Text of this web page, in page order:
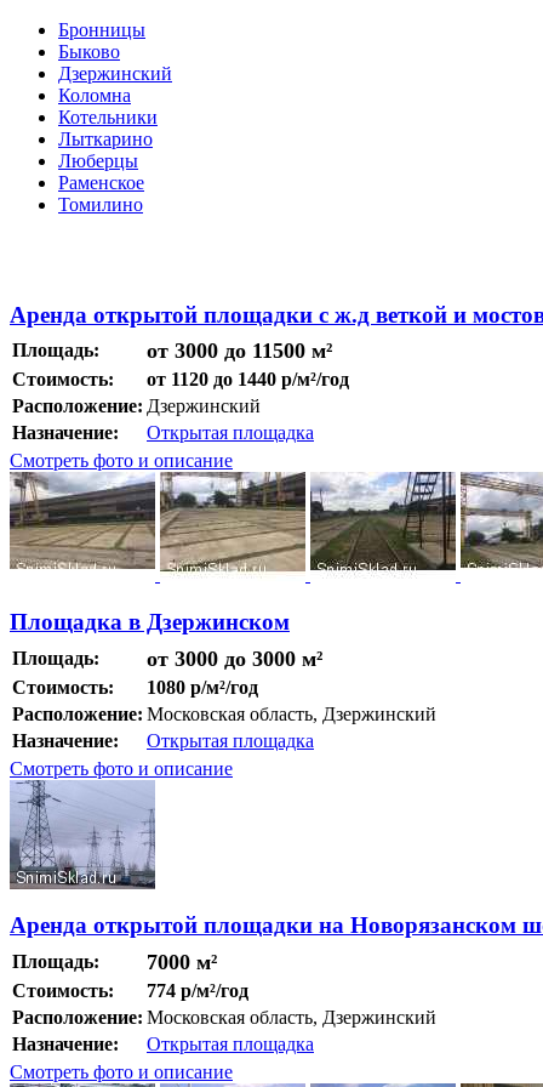
Бронницы
Быково
Дзержинский
Коломна
Котельники
Лыткарино
Люберцы
Раменское
Томилино
Аренда открытой площадки с ж.д веткой и
Площадь: от 3000 до 11500 м²
Стоимость:
от 1120 до 1440 р/м²/год
Расположение: Дзержинский
Назначение:
Открытая площадка
Смотреть фото и описание
Площадка в Дзержинском
Площадь: от 3000 до 3000 м²
Стоимость:
1080 р/м²/год
Расположение: Московская область, Дзержинский
Назначение:
Открытая площадка
Смотреть фото и описание
Аренда открытой площадки на Новорязанском
Площадь: 7000 м²
Стоимость:
774 р/м²/год
Расположение: Московская область, Дзержинский
Назначение:
Открытая площадка
Смотреть фото и описание